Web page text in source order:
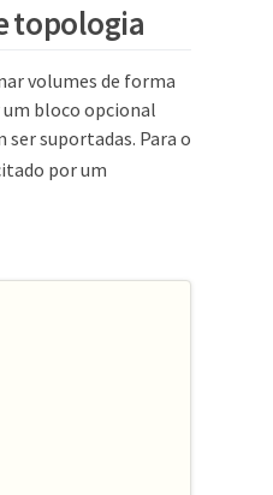
topologia
volumes de forma
um bloco opcional
ser suportadas. Para o
por um